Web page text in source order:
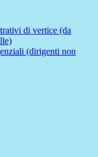
di vertice (da
(dirigenti non